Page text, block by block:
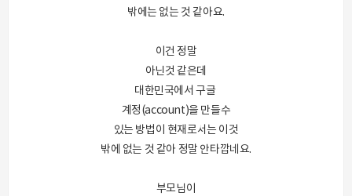
밖에는 없는 것 같아요.
이건 정말
아닌것 같은데
대한민국에서 구글
계정(account)을 만들수
있는 방법이 현재로서는 이것
밖에 없는 것 같아 정말 안타깝네요.
부모님이